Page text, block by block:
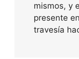
mismos, y
presente
travesía